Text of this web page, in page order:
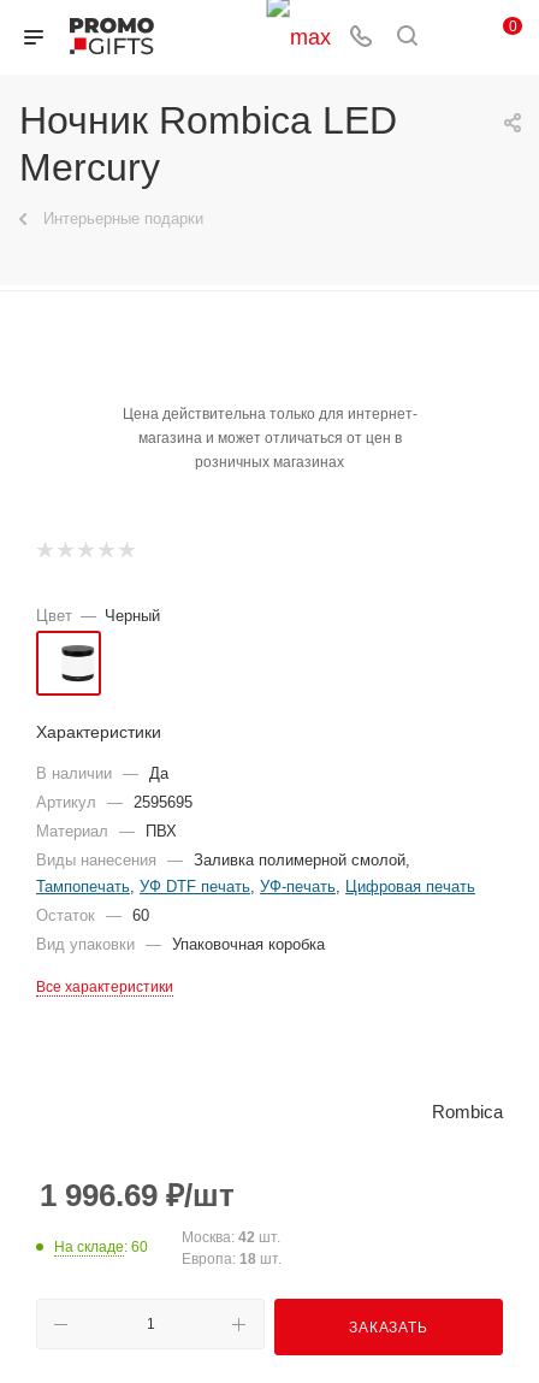
0
Ночник Rombica LED
Mercury
Интерьерные подарки
Цена действительна только для интернет-
магазина и может отличаться от цен в
розничных магазинах
Цвет — Черный
Характеристики
В наличии —
Да
Артикул
—
2595695
Материал
—
ПВХ
Виды нанесения
— Заливка полимерной смолой,
Тампопечать УФ DTF печать УФ-печать
Цифровая печать
Остаток — 60
Вид упаковки — Упаковочная коробка
Все характеристики
Rombica
1 996.69 ₽/шт
На складе: 60
Москва: 42 шт.
Европа: 18 шт.
ЗАКАЗАТЬ